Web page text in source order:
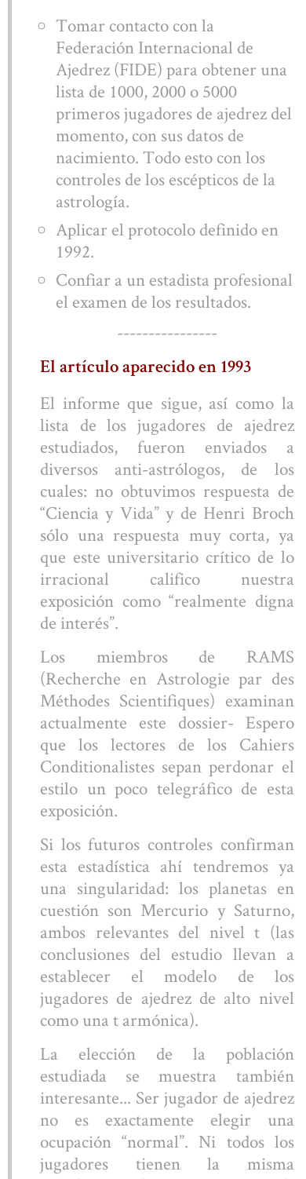
Tomar contacto con la
Federación Internacional de
Ajedrez (FIDE) para obtener una
lista de 1000, 2000 o 5000
primeros jugadores de ajedrez del
momento, con sus datos de
nacimiento. Todo esto con los
controles de los escépticos de la
astrología.
Aplicar el protocolo definido en
1992.
Confiar a un estadista profesional
el examen de los resultados.
----------------
El artículo aparecido en 1993
El informe que sigue, así como la
lista de los jugadores de ajedrez
estudiados, fueron enviados a
diversos anti-astrólogos, de los
cuales: no obtuvimos respuesta de
“Ciencia y Vida” y de Henri Broch
sólo una respuesta muy corta, ya
que este universitario crítico de lo
irracional califico nuestra
exposición como “realmente digna
de interés”.
Los miembros de RAMS
(Recherche en Astrologie par des
Méthodes Scientifiques) examinan
actualmente este dossier- Espero
que los lectores de los Cahiers
Conditionalistes sepan perdonar el
estilo un poco telegráfico de esta
exposición.
Si los futuros controles confirman
esta estadística ahí tendremos ya
una singularidad: los planetas en
cuestión son Mercurio y Saturno,
ambos relevantes del nivel t (las
conclusiones del estudio llevan a
establecer el modelo de los
jugadores de ajedrez de alto nivel
como una t armónica).
La elección de la población
estudiada se muestra también
interesante... Ser jugador de ajedrez
no es exactamente elegir una
ocupación “normal”. Ni todos los
jugadores tienen la misma